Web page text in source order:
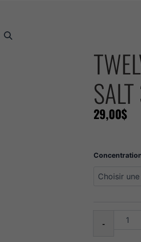
29,00$
quantité
monkeys
-